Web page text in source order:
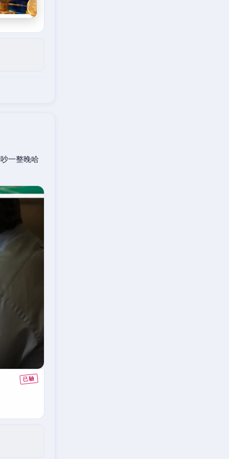
一整晚哈